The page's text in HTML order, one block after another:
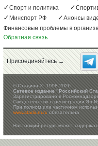
Спорт и политика
Минспорт РФ
Анонсы
Финансовые проблемы в
Обратная связь
Присоединяйтесь →
©Стадион ®, 1998-2026
Сетевое издание "Российский
Зарегистрировано в
Свидетельство о регистрации Эл
При полном или частичном
www.stadium.ruобязательна
Настоящий ресурс может